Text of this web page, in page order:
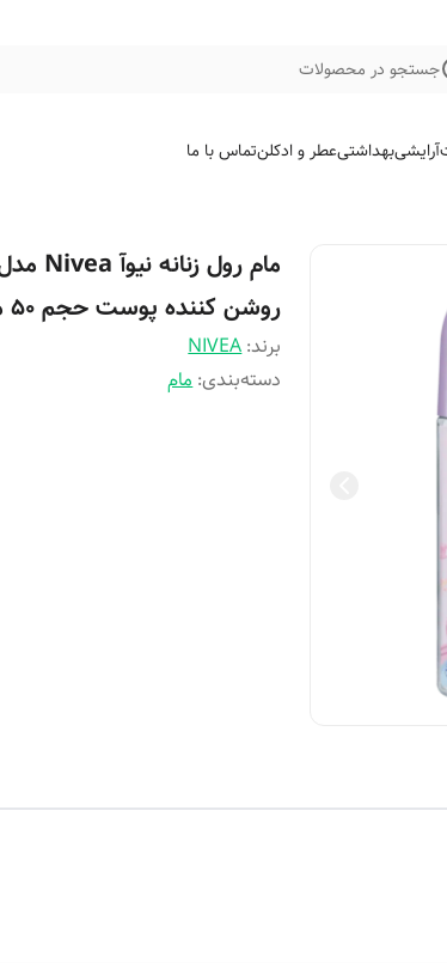
جستجو در محصولات
آرایشیبهداشتیعطر و ادکلنتماس با ما
روشن کننده پوست حجم 50 میل
برند:NIVEA
دسته‌بندی:مام